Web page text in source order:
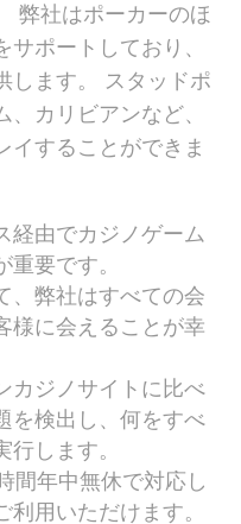
弊社はポーカーのほ
ポートしており、
します。 スタッドポ
カリビアンなど、
イすることができま
経由でカジノゲーム
要です。
、弊社はすべての会
様に会えることが幸
カジノサイトに比べ
を検出し、何をすべ
します。
間年中無休で対応し
用いただけます。